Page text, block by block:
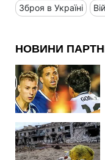
Зброя в Україні